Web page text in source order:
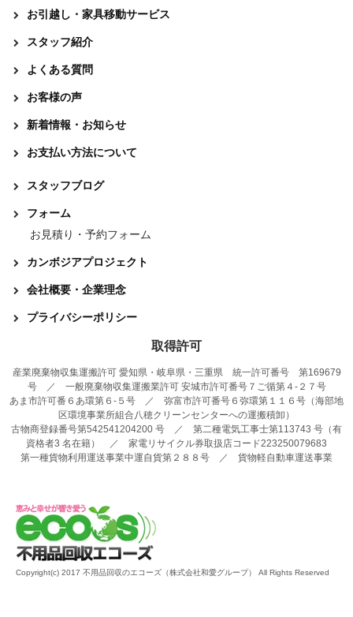
お引越し・家具移動サービス
スタッフ紹介
よくある質問
お客様の声
新着情報・お知らせ
お支払い方法について
スタッフブログ
フォーム
お見積り・予約フォーム
カンボジアプロジェクト
会社概要・企業理念
プライバシーポリシー
取得許可
産業廃棄物収集運搬許可 愛知県・岐阜県・三重県 統一許可番号 第169679
号 ／ 一般廃棄物収集運搬業許可 安城市許可番号７ご循第４-２７号
あま市許可番６あ環第６-５号 ／ 弥富市許可番号６弥環第１１６号（海部地
区環境事業所組合八穂クリーンセンターへの運搬積卸）
古物商登録番号第542541204200 号 ／ 第二種電気工事士第113743 号（有
資格者3 名在籍） ／ 家電リサイクル券取扱店コード223250079683
第一種貨物利用運送事業中運自貨第２８８号 ／ 貨物軽自動車運送事業
Copyright(c) 2017 不用品回収のエコーズ（株式会社和愛グループ） All Rights Reserved